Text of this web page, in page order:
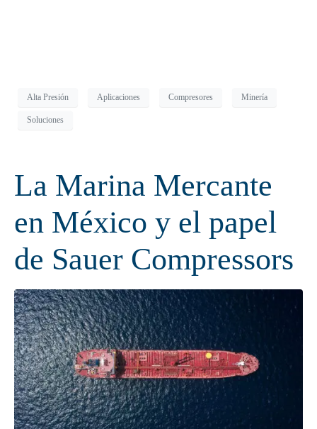
Alta Presión Aplicaciones Compresores Minería
Soluciones
La Marina Mercante
en México y el papel
de Sauer Compressors